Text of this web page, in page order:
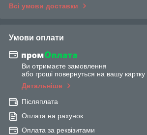
Всі умови доставки
Умови оплати
Ви отримаєте замовлення
або гроші повернуться на вашу картку
Детальніше
Післяплата
Оплата на рахунок
Оплата за реквізитами